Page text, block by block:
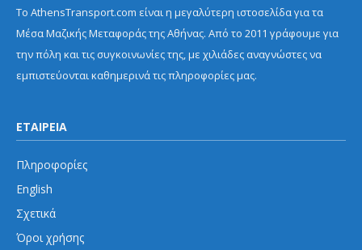
Το AthensTransport.com είναι η μεγαλύτερη ιστοσελίδα για τα
Μέσα Μαζικής Μεταφοράς της Αθήνας. Από το 2011 γράφουμε για
την πόλη και τις συγκοινωνίες της, με χιλιάδες αναγνώστες να
εμπιστεύονται καθημερινά τις πληροφορίες μας.
ΕΤΑΙΡΕΙΑ
Πληροφορίες
English
Σχετικά
Όροι χρήσης